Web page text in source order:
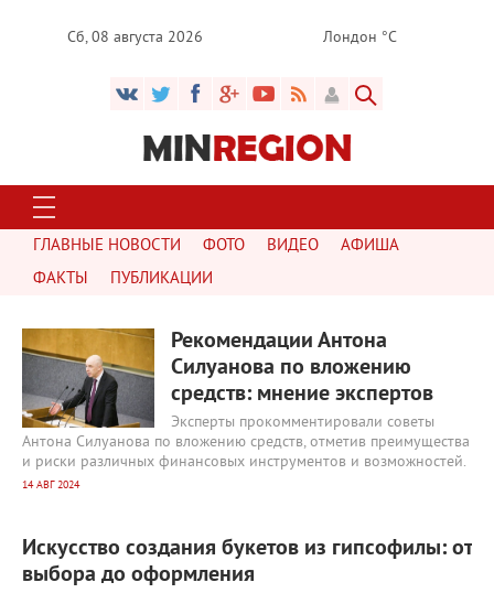
Сб, 08 августа 2026 Лондон °C
ГЛАВНЫЕ НОВОСТИ ФОТО ВИДЕО
АФИША
ФАКТЫ
ПУБЛИКАЦИИ
Рекомендации Антона
Силуанова по вложению
средств: мнение экспертов
Эксперты прокомментировали советы
Антона Силуанова по вложению средств, отметив преимущества
и риски различных финансовых инструментов и возможностей.
14 АВГ 2024
Искусство создания букетов из гипсофилы: от
выбора до оформления